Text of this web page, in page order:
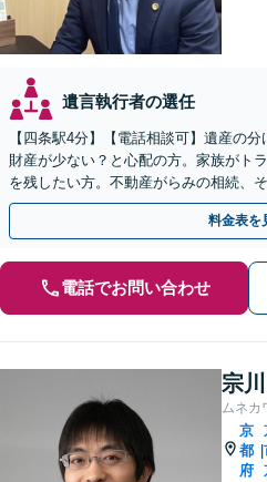
遺言執行者の選任
【四条駅4分】【電話相談可】遺産の
財産が少ない？と心配の方。家族がト
を残したい方。不動産がらみの相続、
に対応します【夜間・休日面談】【初
料金表を
電話でお問い合わせ
宗
ムネカ
京
都
府
|